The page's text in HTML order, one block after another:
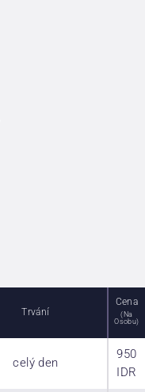
Trvání
Cena
(na
Osobu)
celý den
950
IDR